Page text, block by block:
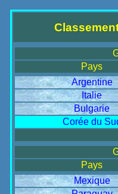
Pays
Argentine
Italie
Bulgarie
Corée du
Pays
Mexique